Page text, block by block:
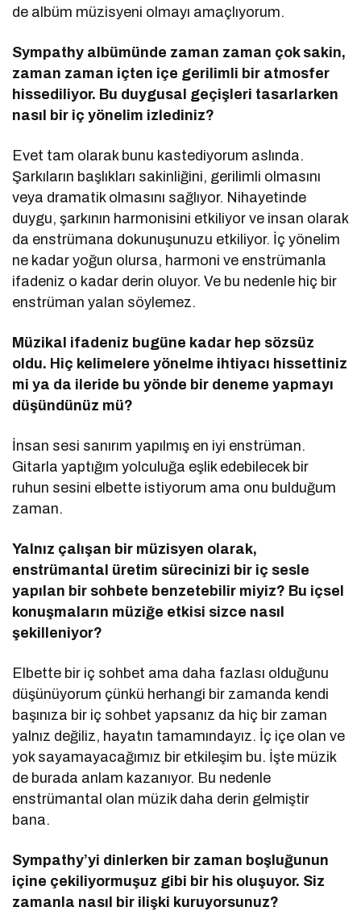
de albüm müzisyeni olmayı amaçlıyorum.
Sympathy albümünde zaman zaman çok sakin,
zaman zaman içten içe gerilimli bir atmosfer
hissediliyor. Bu duygusal geçişleri tasarlarken
nasıl bir iç yönelim izlediniz?
Evet tam olarak bunu kastediyorum aslında.
Şarkıların başlıkları sakinliğini, gerilimli olmasını
veya dramatik olmasını sağlıyor. Nihayetinde
duygu, şarkının harmonisini etkiliyor ve insan olarak
da enstrümana dokunuşunuzu etkiliyor. İç yönelim
ne kadar yoğun olursa, harmoni ve enstrümanla
ifadeniz o kadar derin oluyor. Ve bu nedenle hiç bir
enstrüman yalan söylemez.
Müzikal ifadeniz bugüne kadar hep sözsüz
oldu. Hiç kelimelere yönelme ihtiyacı hissettiniz
mi ya da ileride bu yönde bir deneme yapmayı
düşündünüz mü?
İnsan sesi sanırım yapılmış en iyi enstrüman.
Gitarla yaptığım yolculuğa eşlik edebilecek bir
ruhun sesini elbette istiyorum ama onu bulduğum
zaman.
Yalnız çalışan bir müzisyen olarak,
enstrümantal üretim sürecinizi bir iç sesle
yapılan bir sohbete benzetebilir miyiz? Bu içsel
konuşmaların müziğe etkisi sizce nasıl
şekilleniyor?
Elbette bir iç sohbet ama daha fazlası olduğunu
düşünüyorum çünkü herhangi bir zamanda kendi
başınıza bir iç sohbet yapsanız da hiç bir zaman
yalnız değiliz, hayatın tamamındayız. İç içe olan ve
yok sayamayacağımız bir etkileşim bu. İşte müzik
de burada anlam kazanıyor. Bu nedenle
enstrümantal olan müzik daha derin gelmiştir
bana.
Sympathy’yi dinlerken bir zaman boşluğunun
içine çekiliyormuşuz gibi bir his oluşuyor. Siz
zamanla nasıl bir ilişki kuruyorsunuz?